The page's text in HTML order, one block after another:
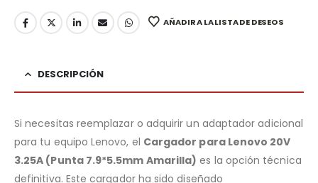
AÑADIR A LA LISTA DE DESEOS
DESCRIPCIÓN
Si necesitas reemplazar o adquirir un adaptador adicional
para tu equipo Lenovo, el Cargador para Lenovo 20V
3.25A (Punta 7.9*5.5mm Amarilla) es la opción técnica
definitiva. Este cargador ha sido diseñado